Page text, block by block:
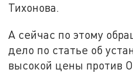
Тихонова.
А сейчас по этому
дело по статье об
высокой цены против